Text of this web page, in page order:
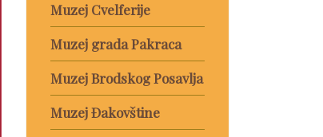
Muzej Cvelferije
Muzej grada Pakraca
Muzej Brodskog Posavlja
Muzej Đakovštine